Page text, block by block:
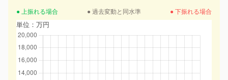
● 上振れる場合 ● 過去変動と同水準 ● 下振れる場合
単位：万円